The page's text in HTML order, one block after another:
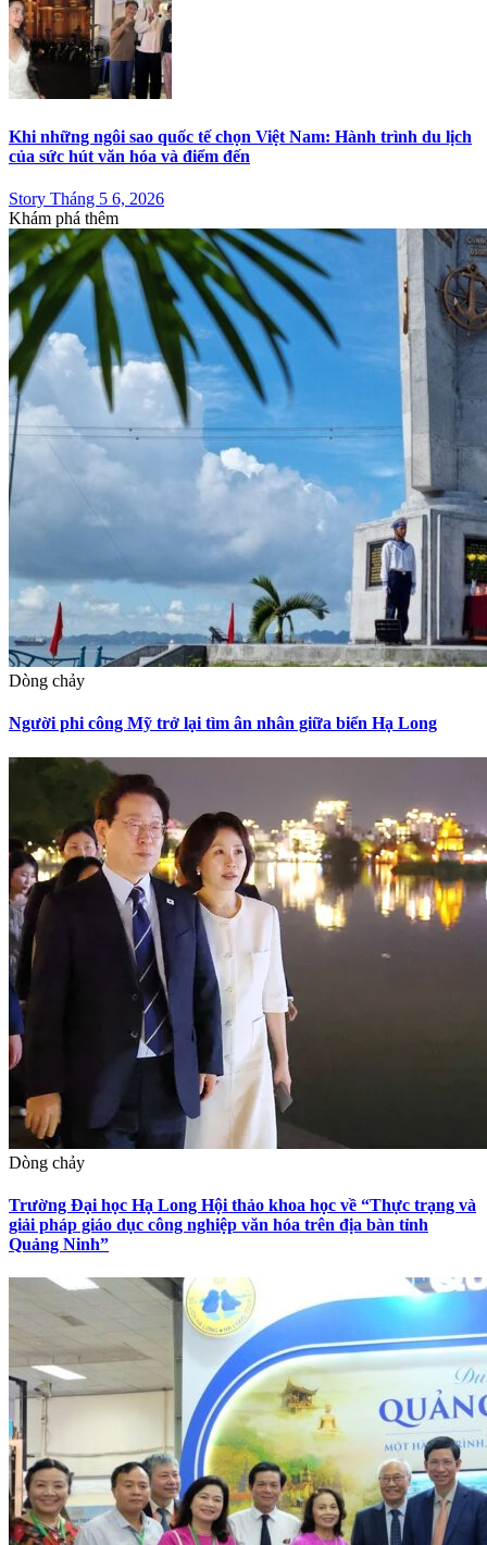
Khi những ngôi sao quốc tế chọn Việt Nam: Hành trình du lịch
của sức hút văn hóa và điểm đến
Story Tháng 5 6, 2026
Khám phá thêm
Dòng chảy
Người phi công Mỹ trở lại tìm ân nhân giữa biển Hạ Long
Dòng chảy
Trường Đại học Hạ Long Hội thảo khoa học về “Thực trạng và
giải pháp giáo dục công nghiệp văn hóa trên địa bàn tỉnh
Quảng Ninh”